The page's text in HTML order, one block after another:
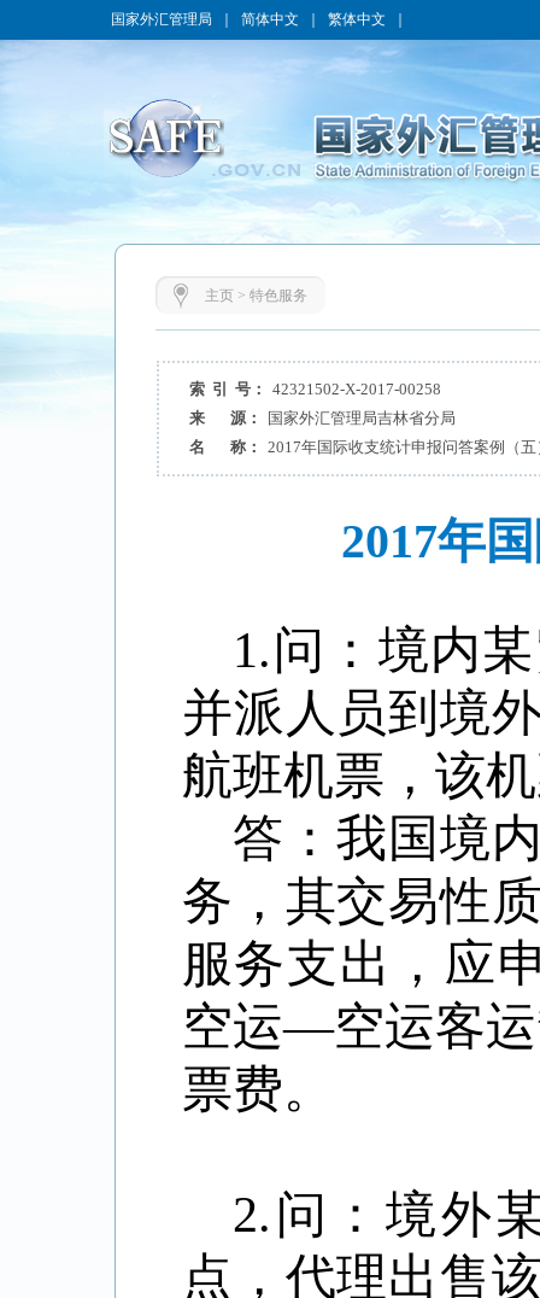
国家外汇管理局 简体中文 繁体中文
主页> 特色服务
索 引 号：
42321502-X-2017-00258
来 源：
国家外汇管理局吉林省分局
名 称：
2017年国际收支统计申报问答案例（五
2017年
1.问：境内
并派人员到境
航班机票，该
答：我国境
务，其交易性
服务支出，应
空运—空运客运
票费。
2.问：境外
点，代理出售